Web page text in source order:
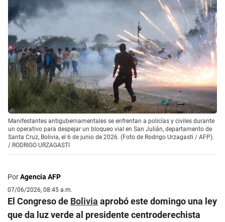
Manifestantes antigubernamentales se enfrentan a policías y civiles durante
un operativo para despejar un bloqueo vial en San Julián, departamento de
Santa Cruz, Bolivia, el 6 de junio de 2026. (Foto de Rodrigo Urzagasti / AFP).
/ RODRIGO URZAGASTI
PorAgencia AFP
07/06/2026, 08:45 a.m.
El Congreso de Bolivia aprobó este domingo una ley
que da luz verde al presidente centroderechista